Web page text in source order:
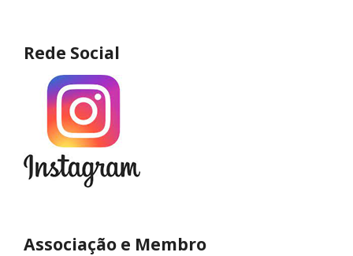
Rede Social
Associação e Membro